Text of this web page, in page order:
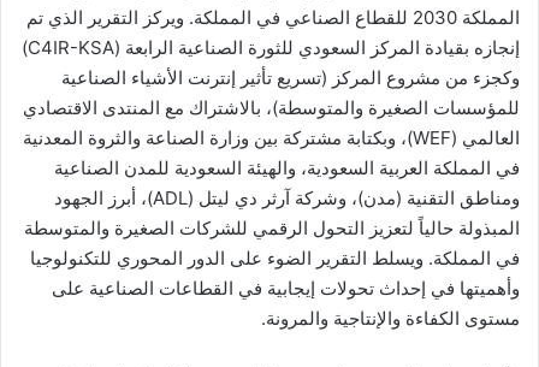
المملكة 2030 للقطاع الصناعي في المملكة. ويركز التقرير الذي تم
إنجازه بقيادة المركز السعودي للثورة الصناعية الرابعة (C4IR-KSA)
وكجزء من مشروع المركز (تسريع تأثير إنترنت الأشياء الصناعية
للمؤسسات الصغيرة والمتوسطة)، بالاشتراك مع المنتدى الاقتصادي
العالمي (WEF)، وبكتابة مشتركة بين وزارة الصناعة والثروة المعدنية
في المملكة العربية السعودية، والهيئة السعودية للمدن الصناعية
ومناطق التقنية (مدن)، وشركة آرثر دي ليتل (ADL)، أبرز الجهود
المبذولة حالياً لتعزيز التحول الرقمي للشركات الصغيرة والمتوسطة
في المملكة. ويسلط التقرير الضوء على الدور المحوري للتكنولوجيا
وأهميتها في إحداث تحولات إيجابية في القطاعات الصناعية على
مستوى الكفاءة والإنتاجية والمرونة.